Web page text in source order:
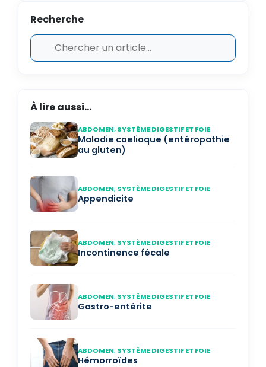
Recherche
À lire aussi...
ABDOMEN, SYSTÈME DIGESTIF ET FOIE
Maladie coeliaque (entéropathie
au gluten)
ABDOMEN, SYSTÈME DIGESTIF ET FOIE
Appendicite
ABDOMEN, SYSTÈME DIGESTIF ET FOIE
Incontinence fécale
ABDOMEN, SYSTÈME DIGESTIF ET FOIE
Gastro-entérite
ABDOMEN, SYSTÈME DIGESTIF ET FOIE
Hémorroïdes